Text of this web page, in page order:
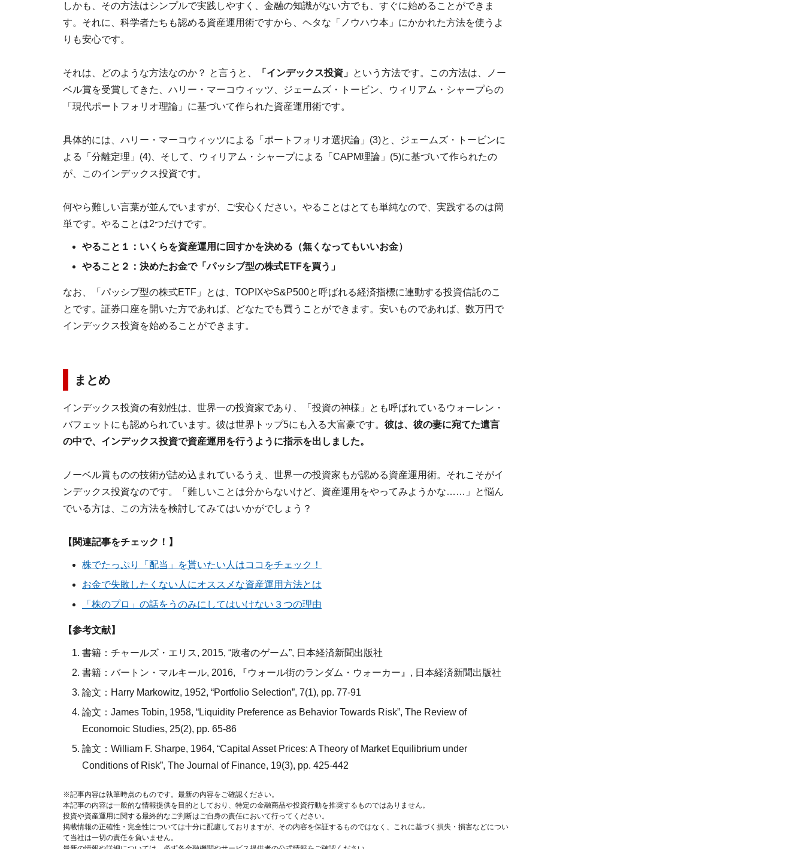
しかも、その方法はシンプルで実践しやすく、金融の知識がない方でも、すぐに始めることができま
す。それに、科学者たちも認める資産運用術ですから、ヘタな「ノウハウ本」にかかれた方法を使うよ
りも安心です。
それは、どのような方法なのか？ と言うと、 「インデックス投資」 という方法です。この方法は、ノー
ベル賞を受賞してきた、ハリー・マーコウィッツ、ジェームズ・トービン、ウィリアム・シャープらの
「現代ポートフォリオ理論」に基づいて作られた資産運用術です。
具体的には、ハリー・マーコウィッツによる「ポートフォリオ選択論」(3)と、ジェームズ・トービンに
よる「分離定理」(4)、そして、ウィリアム・シャープによる「CAPM理論」(5)に基づいて作られたの
が、このインデックス投資です。
何やら難しい言葉が並んでいますが、ご安心ください。やることはとても単純なので、実践するのは簡
単です。やることは2つだけです。
やること１：いくらを資産運用に回すかを決める（無くなってもいいお金）
やること２：決めたお金で「パッシブ型の株式ETFを買う」
なお、「パッシブ型の株式ETF」とは、TOPIXやS&P500と呼ばれる経済指標に連動する投資信託のこ
とです。証券口座を開いた方であれば、どなたでも買うことができます。安いものであれば、数万円で
インデックス投資を始めることができます。
まとめ
インデックス投資の有効性は、世界一の投資家であり、「投資の神様」とも呼ばれているウォーレン・
バフェットにも認められています。彼は世界トップ5にも入る大富豪です。 彼は、彼の妻に宛てた遺言
の中で、インデックス投資で資産運用を行うように指示を出しました。
ノーベル賞ものの技術が詰め込まれているうえ、世界一の投資家もが認める資産運用術。それこそがイ
ンデックス投資なのです。「難しいことは分からないけど、資産運用をやってみようかな……」と悩ん
でいる方は、この方法を検討してみてはいかがでしょう？
【関連記事をチェック！】
株でたっぷり「配当」を貰いたい人はココをチェック！
お金で失敗したくない人にオススメな資産運用方法とは
「株のプロ」の話をうのみにしてはいけない３つの理由
【参考文献】
書籍：チャールズ・エリス, 2015, “敗者のゲーム”, 日本経済新聞出版社
書籍：バートン・マルキール, 2016, 『ウォール街のランダム・ウォーカー』, 日本経済新聞出版社
論文：Harry Markowitz, 1952, “Portfolio Selection”, 7(1), pp. 77-91
論文：James Tobin, 1958, “Liquidity Preference as Behavior Towards Risk”, The Review of
Economoic Studies, 25(2), pp. 65-86
論文：William F. Sharpe, 1964, “Capital Asset Prices: A Theory of Market Equilibrium under
Conditions of Risk”, The Journal of Finance, 19(3), pp. 425-442
※記事内容は執筆時点のものです。最新の内容をご確認ください。
本記事の内容は一般的な情報提供を目的としており、特定の金融商品や投資行動を推奨するものではありません。
投資や資産運用に関する最終的なご判断はご自身の責任において行ってください。
掲載情報の正確性・完全性については十分に配慮しておりますが、その内容を保証するものではなく、これに基づく損失・損害などについ
て当社は一切の責任を負いません。